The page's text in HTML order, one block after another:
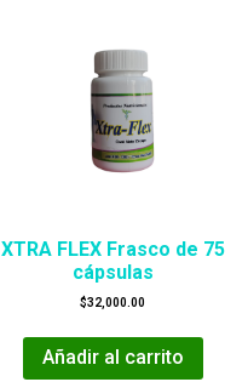
XTRA FLEX Frasco de 75
cápsulas
$32,000.00
Añadir al carrito